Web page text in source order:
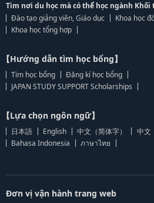
Tìm nơi du học mà có thể học ngành
Đào tạo giảng viên, Giáo dục
Khoa học
Khoa học tổng hợp
【Hướng dẫn tìm học bổng】
Tìm học bổng
Đăng kí học bổng
JAPAN STUDY SUPPORT Scholarships
【Lựa chọn ngôn ngữ】
日本語 English 中文（简体字） 中文
Bahasa Indonesia
ภาษาไทย
Đơn vị vận hành trang web